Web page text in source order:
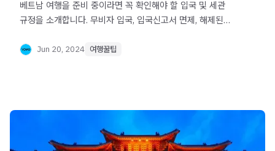
베트남 여행을 준비 중이라면 꼭 확인해야 할 입국 및 세관
규정을 소개합니다. 무비자 입국, 입국신고서 면제, 해제된
베트남 여행을 도와드립니다.
Jun 20, 2024 여행꿀팁